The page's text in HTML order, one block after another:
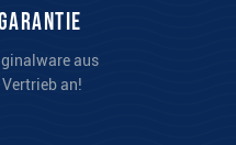
aus
an!